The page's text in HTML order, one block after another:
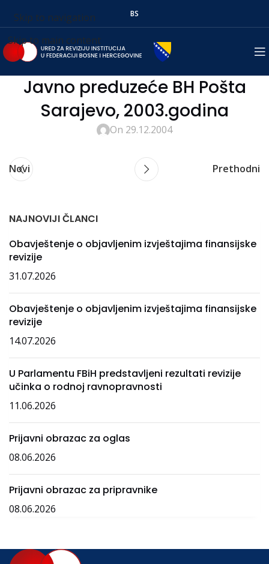
Skip to navigation
Skip to main content
BS
Javno preduzeće BH Pošta
Sarajevo, 2003.godina
On 29.12.2004
Novi Prethodni
NAJNOVIJI ČLANCI
Obavještenje o objavljenim izvještajima finansijske
revizije
31.07.2026
Obavještenje o objavljenim izvještajima finansijske
revizije
14.07.2026
U Parlamentu FBiH predstavljeni rezultati revizije
učinka o rodnoj ravnopravnosti
11.06.2026
Prijavni obrazac za oglas
08.06.2026
Prijavni obrazac za pripravnike
08.06.2026